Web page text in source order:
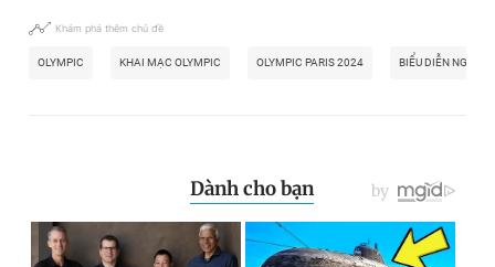
Khám phá thêm chủ đề
OLYMPIC KHAI MẠC OLYMPIC OLYMPIC PARIS 2024 BIỂU DIỄN NGHỆ